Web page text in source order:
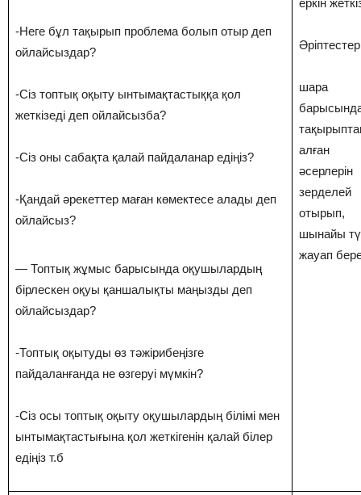
-Неге бұл тақырып проблема болып отыр деп
ойлайсыздар?
-Сіз топтық оқыту ынтымақтастыққа қол
жеткізеді деп ойлайсызба?
-Сіз оны сабақта қалай пайдаланар едіңіз?
-Қандай әрекеттер маған көмектесе алады деп
ойлайсыз?
— Топтық жұмыс барысында оқушылардың
бірлескен оқуы қаншалықты маңызды деп
ойлайсыздар?
-Топтық оқытуды өз тәжірибеңізге
пайдаланғанда не өзгеруі мүмкін?
-Сіз осы топтық оқыту оқушылардың білімі мен
ынтымақтастығына қол жеткігенін қалай білер
едіңіз т.б
еркін
Әріптестер
шара
алған
әсерлерін
зерделей
отырып,
шынайы
жауап